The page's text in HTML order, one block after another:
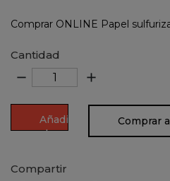
Comprar ONLINE Papel
Cantidad
remove add
Añadir
al
Comprar
Compartir